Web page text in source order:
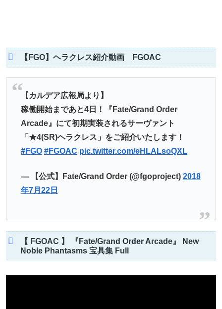
【FGO】ヘラクレス紹介動画 FGOAC
【カルデア広報局より】
稼働開始まであと4日！『Fate/Grand Order
Arcade』にて初期実装されるサーヴァント
「★4(SR)ヘラクレス」をご紹介いたします！
#FGO #FGOAC pic.twitter.com/eHLALsoQXL
— 【公式】Fate/Grand Order (@fgoproject) 2018
年7月22日
【 FGOAC 】 『Fate/Grand Order Arcade』 New
Noble Phantasms 宝具集 Full